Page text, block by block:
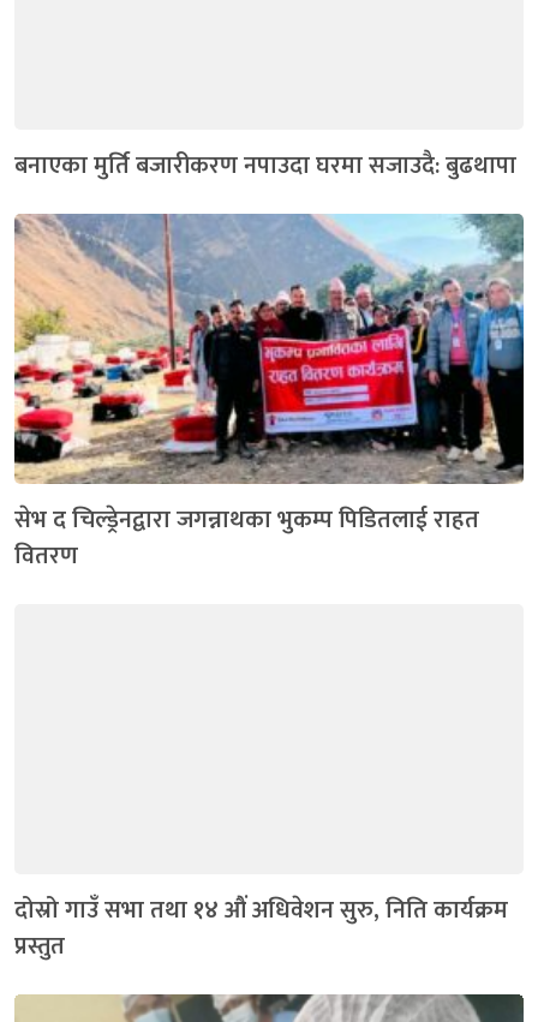
बनाएका मुर्ति बजारीकरण नपाउदा घरमा सजाउदै: बुढथापा
सेभ द चिल्ड्रेनद्वारा जगन्नाथका भुकम्प पिडितलाई राहत
वितरण
दोस्रो गाउँ सभा तथा १४ औं अधिवेशन सुरु, निति कार्यक्रम
प्रस्तुत